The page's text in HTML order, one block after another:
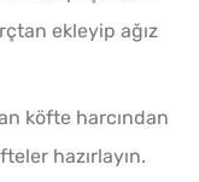
ekleyip ağız
köfte harcından
hazırlayın.